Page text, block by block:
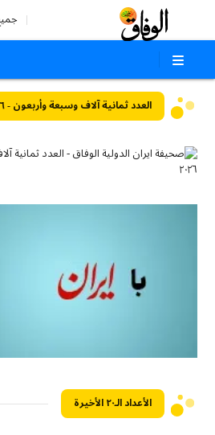
العدد ثمانية آلاف وسبعة وأربعون - ٠٦ مايو ٢٠٢٦
الأعداد الـ۲۰ الأخيرة